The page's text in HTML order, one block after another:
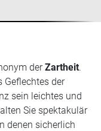
derZartheit.
Geflechtes der
sein leichtes und
Sie spektakulär
denen sicherlich